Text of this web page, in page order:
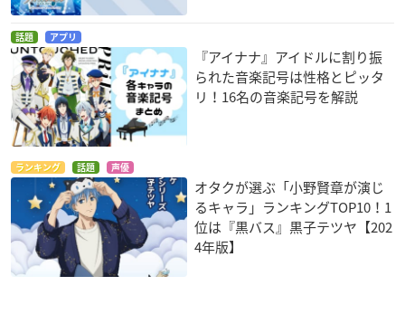
話題 アプリ
『アイナナ』アイドルに割り振
られた音楽記号は性格とピッタ
リ！16名の音楽記号を解説
ランキング 話題 声優
オタクが選ぶ「小野賢章が演じ
るキャラ」ランキングTOP10！1
位は『黒バス』黒子テツヤ【202
4年版】